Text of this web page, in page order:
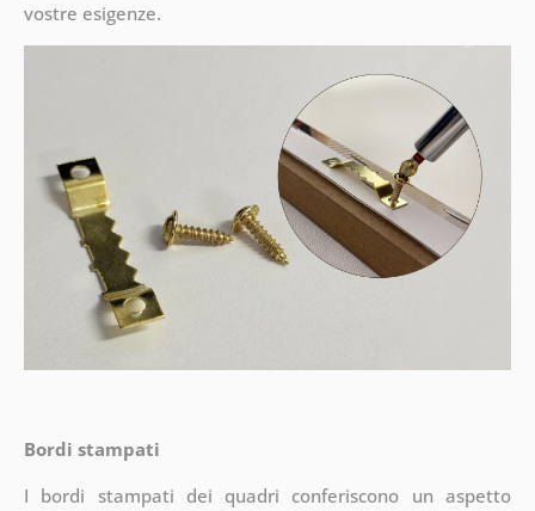
vostre esigenze.
Bordi stampati
I bordi stampati dei quadri conferiscono un aspetto